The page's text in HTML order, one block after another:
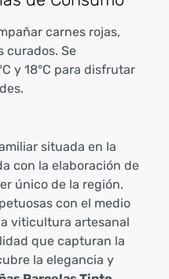
carnes rojas,
curados. Se
y 18°C para disfrutar
situada en la
con la elaboración de
único de la región.
con el medio
viticultura artesanal
que capturan la
la elegancia y